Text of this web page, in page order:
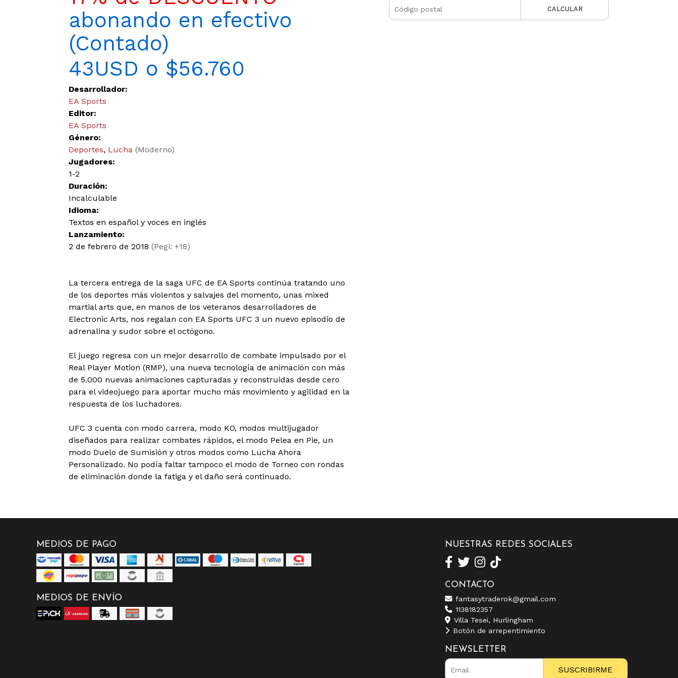
abonando en efectivo
(Contado)
43USD o $56.760
Desarrollador:
EA Sports
Editor:
EA Sports
Género:
Deportes, Lucha (Moderno)
Jugadores:
1-2
Duración:
Incalculable
Idioma:
Textos en español y voces en inglés
Lanzamiento:
2 de febrero de 2018 (Pegi: +18)
La tercera entrega de la saga UFC de EA Sports continúa tratando uno
de los deportes más violentos y salvajes del momento, unas mixed
martial arts que, en manos de los veteranos desarrolladores de
Electronic Arts, nos regalan con EA Sports UFC 3 un nuevo episodio de
adrenalina y sudor sobre el octógono.
El juego regresa con un mejor desarrollo de combate impulsado por el
Real Player Motion (RMP), una nueva tecnología de animación con más
de 5.000 nuevas animaciones capturadas y reconstruidas desde cero
para el videojuego para aportar mucho más movimiento y agilidad en la
respuesta de los luchadores.
UFC 3 cuenta con modo carrera, modo KO, modos multijugador
diseñados para realizar combates rápidos, el modo Pelea en Pie, un
modo Duelo de Sumisión y otros modos como Lucha Ahora
Personalizado. No podía faltar tampoco el modo de Torneo con rondas
de eliminación donde la fatiga y el daño será continuado.
CALCULAR
MEDIOS DE PAGO
MEDIOS DE ENVÍO
NUESTRAS REDES SOCIALES
CONTACTO
fantasytraderok@gmail.com
1138182357
Villa Tesei, Hurlingham
Botón de arrepentimiento
NEWSLETTER
SUSCRIBIRME